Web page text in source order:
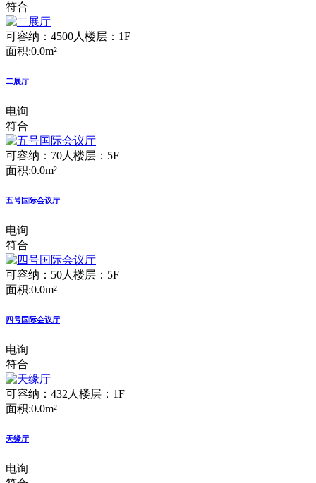
符合
可容纳：4500人楼层：1F
面积:0.0m²
二展厅
电询
符合
可容纳：70人 楼层：5F
面积:0.0m²
五号国际会议厅
电询
符合
可容纳：50人 楼层：5F
面积:0.0m²
四号国际会议厅
电询
符合
可容纳：432人 楼层：1F
面积:0.0m²
天缘厅
电询